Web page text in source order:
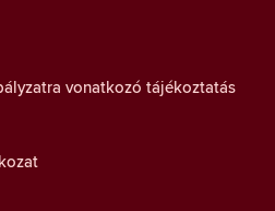
vonatkozó tájékoztatás